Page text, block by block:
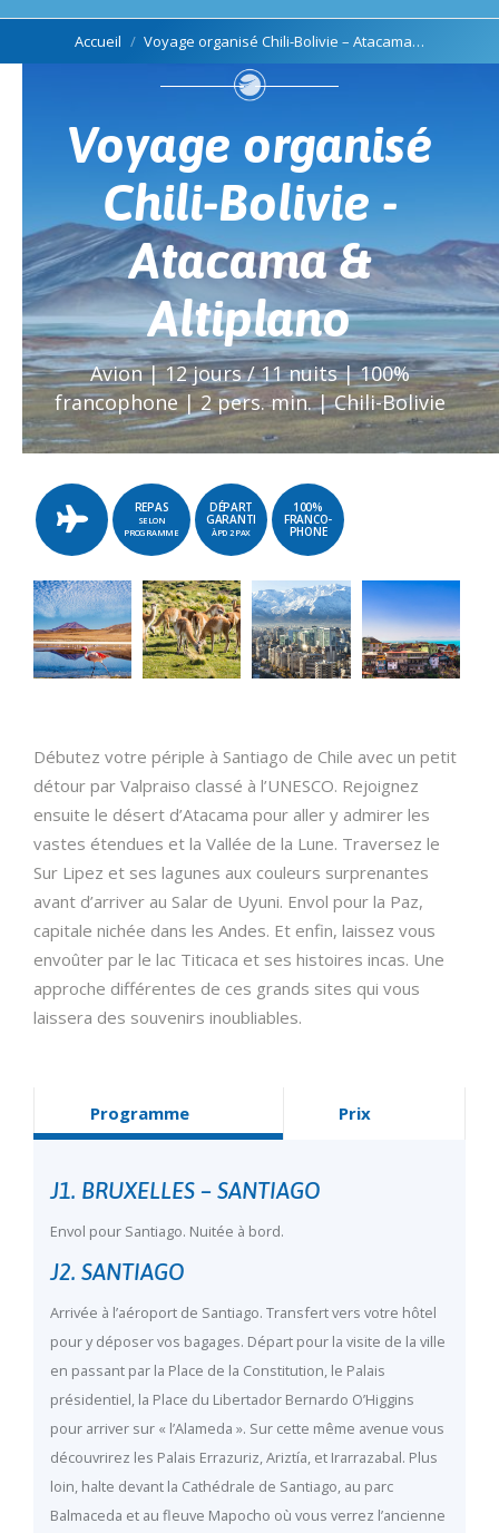
Vous êtes ici :
Accueil Voyage organisé Chili-Bolivie – Atacama…
Voyage organisé
Chili-Bolivie -
Atacama &
Altiplano
Avion | 12 jours / 11 nuits | 100%
francophone | 2 pers. min. | Chili-Bolivie
REPAS
SELON
PROGRAMME
DÉPART
GARANTI
ÀPD 2 PAX
100%
FRANCO-
PHONE
Débutez votre périple à Santiago de Chile avec un petit
détour par Valpraiso classé à l’UNESCO. Rejoignez
ensuite le désert d’Atacama pour aller y admirer les
vastes étendues et la Vallée de la Lune. Traversez le
Sur Lipez et ses lagunes aux couleurs surprenantes
avant d’arriver au Salar de Uyuni. Envol pour la Paz,
capitale nichée dans les Andes. Et enfin, laissez vous
envoûter par le lac Titicaca et ses histoires incas. Une
approche différentes de ces grands sites qui vous
laissera des souvenirs inoubliables.
Programme Prix
J1. BRUXELLES – SANTIAGO
Envol pour Santiago. Nuitée à bord.
J2. SANTIAGO
Arrivée à l’aéroport de Santiago. Transfert vers votre hôtel
pour y déposer vos bagages. Départ pour la visite de la ville
en passant par la Place de la Constitution, le Palais
présidentiel, la Place du Libertador Bernardo O’Higgins
pour arriver sur « l’Alameda ». Sur cette même avenue vous
découvrirez les Palais Errazuriz, Ariztía, et Irarrazabal. Plus
loin, halte devant la Cathédrale de Santiago, au parc
Balmaceda et au fleuve Mapocho où vous verrez l’ancienne